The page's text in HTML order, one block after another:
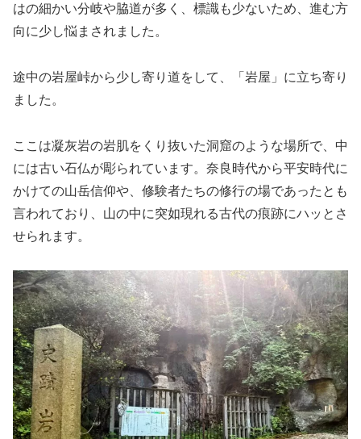
はの細かい分岐や脇道が多く、標識も少ないため、進む方
向に少し悩まされました。
途中の岩屋峠から少し寄り道をして、「岩屋」に立ち寄り
ました。
ここは凝灰岩の岩肌をくり抜いた洞窟のような場所で、中
には古い石仏が彫られています。奈良時代から平安時代に
かけての山岳信仰や、修験者たちの修行の場であったとも
言われており、山の中に突如現れる古代の痕跡にハッとさ
せられます。